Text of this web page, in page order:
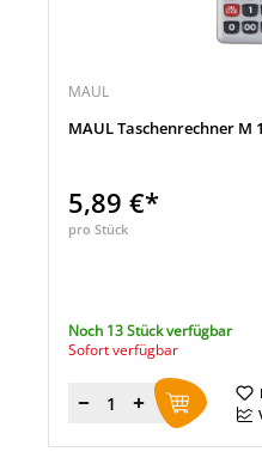
MAUL
MAUL Taschenrechner M
5,89 €*
pro Stück
Noch 13 Stück verfügbar
Sofort verfügbar
Menge